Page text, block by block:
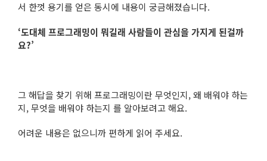
서 한껏 용기를 얻은 동시에 내용이 궁금해졌습니다.
‘도대체 프로그래밍이 뭐길래 사람들이 관심을 가지게 된걸까
요?’
그 해답을 찾기 위해 프로그래밍이란 무엇인지, 왜 배워야 하는
지, 무엇을 배워야 하는지 를 알아보려고 해요.
어려운 내용은 없으니까 편하게 읽어 주세요.